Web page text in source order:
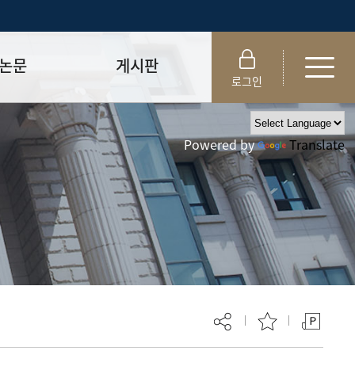
논문
출 절차/자격
및 템플릿
안심사
육 이수 안내
원회 규정
서
게시판
공지사항
자료실
FAQ
취업·모집 관련 공지
특강·프로그램 관련 공지
대학원생권리장전
대학원 총학생회
외국인 유학생 비자(VISA)
로그인
Powered by Translate